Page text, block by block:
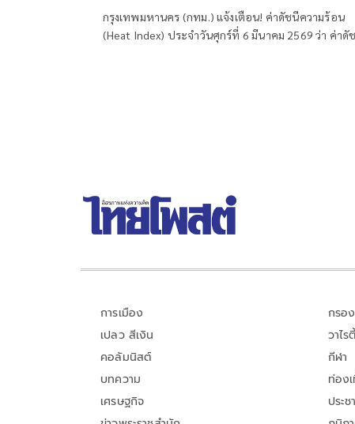
กรุงเทพมหานคร (กทม.) แจ้งเตือน! ค่าดัชนีความร้อน
(Heat Index) ประจำวันศุกร์ที่ 6 มีนาคม 2569 ว่า ค่าดั
การเมือง
เปลว สีเงิน
คอลัมนิสต์
บทความ
เศรษฐกิจ
กรอ
วาไรตี้
กีฬา
ท่อง
ประ